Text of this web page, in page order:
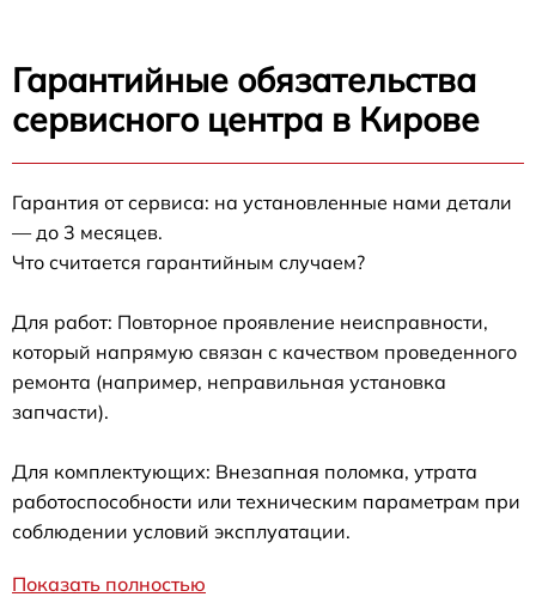
Гарантийные обязательства
сервисного центра в Кирове
Гарантия от сервиса: на установленные нами детали
— до 3 месяцев.
Что считается гарантийным случаем?
Для работ: Повторное проявление неисправности,
который напрямую связан с качеством проведенного
ремонта (например, неправильная установка
запчасти).
Для комплектующих: Внезапная поломка, утрата
работоспособности или техническим параметрам при
соблюдении условий эксплуатации.
Показать полностью